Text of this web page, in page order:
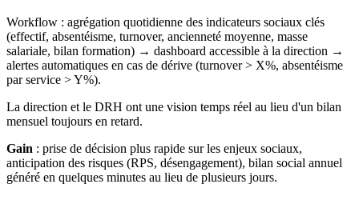
Workflow : agrégation quotidienne des indicateurs sociaux clés
(effectif, absentéisme, turnover, ancienneté moyenne, masse
salariale, bilan formation) → dashboard accessible à la direction →
alertes automatiques en cas de dérive (turnover > X%, absentéisme
par service > Y%).
La direction et le DRH ont une vision temps réel au lieu d'un bilan
mensuel toujours en retard.
Gain : prise de décision plus rapide sur les enjeux sociaux,
anticipation des risques (RPS, désengagement), bilan social annuel
généré en quelques minutes au lieu de plusieurs jours.